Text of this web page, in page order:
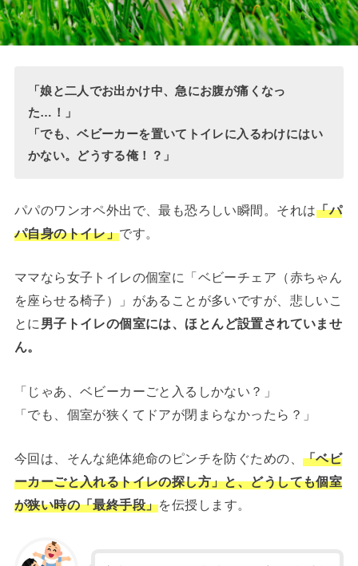
「娘と二人でお出かけ中、急にお腹が痛くなっ
た…！」
「でも、ベビーカーを置いてトイレに入るわけにはい
かない。どうする俺！？」
パパのワンオペ外出で、最も恐ろしい瞬間。それは「パ
パ自身のトイレ」です。
ママなら女子トイレの個室に「ベビーチェア（赤ちゃん
を座らせる椅子）」があることが多いですが、悲しいこ
とに 男子トイレの個室には、ほとんど設置されていませ
ん。
「じゃあ、ベビーカーごと入るしかない？」
「でも、個室が狭くてドアが閉まらなかったら？」
今回は、そんな絶体絶命のピンチを防ぐための、 「ベビ
ーカーごと入れるトイレの探し方」と、どうしても個室
が狭い時の「最終手段」を伝授します。